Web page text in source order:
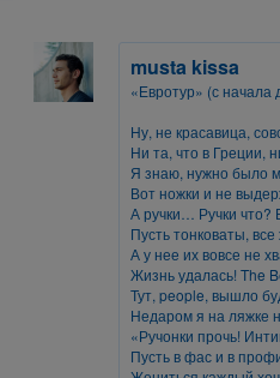
musta kissa
«Евротур» (с начала
Ну, не красавица,
Ни та, что в Греции,
Я знаю, нужно было
Вот ножки и не
А ручки… Ручки что?
Пусть тонковаты,
А у нее их вовсе не
Жизнь удалась! The
Тут, people, вышло
Недаром я на ляжке
«Ручонки прочь!
Пусть в фас и в